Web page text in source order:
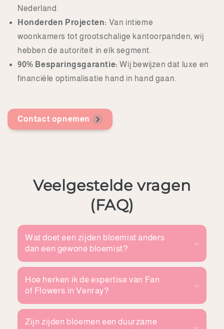
Nederland.
Honderden Projecten: Van intieme
woonkamers tot grootschalige kantoorpanden, wij
hebben de autoriteit in elk segment.
90% Besparingsgarantie: Wij bewijzen dat luxe en
financiële optimalisatie hand in hand gaan.
Contact opnemen
Veelgestelde vragen
(FAQ)
Wat doet een zijden bloemist anders
dan een gewone bloemist?
Hoe herken ik de expertise van Fan
of Flowers in Venray?
Zijn zijden bloemen een duurzame